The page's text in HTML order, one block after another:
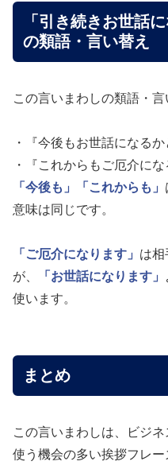
「引き続きお世話
の類語・言い替え
この言いまわしの類語・
・『今後もお世話になるか
・『これからもご厄介にな
「今後も」
「これからも」
意味は同じです。
「ご厄介になります」 は相
が、
「お世話になります」
使います。
まとめ
この言いまわしは、ビジ
使う機会の多い挨拶フレー